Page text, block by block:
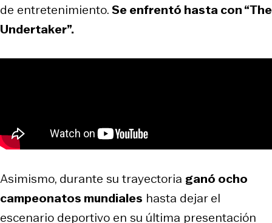
de entretenimiento.Se enfrentó hasta con “The
Undertaker”.
Asimismo, durante su trayectoria ganó ocho
campeonatos mundiales hasta dejar el
escenario deportivo en su última presentación